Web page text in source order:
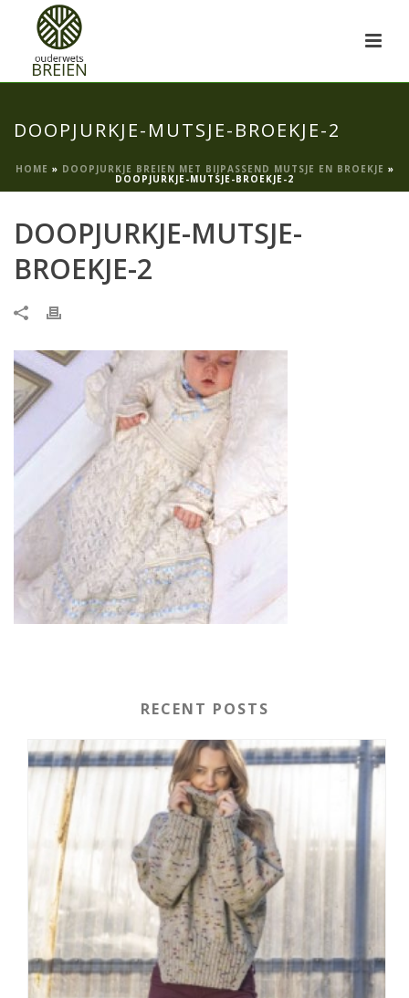
DOOPJURKJE-MUTSJE-BROEKJE-2
HOME » DOOPJURKJE BREIEN MET BIJPASSEND MUTSJE EN BROEKJE »
DOOPJURKJE-MUTSJE-BROEKJE-2
DOOPJURKJE-MUTSJE-
BROEKJE-2
RECENT POSTS